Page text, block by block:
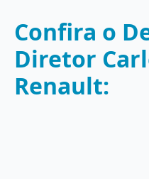
Confira o
Diretor
Renault: